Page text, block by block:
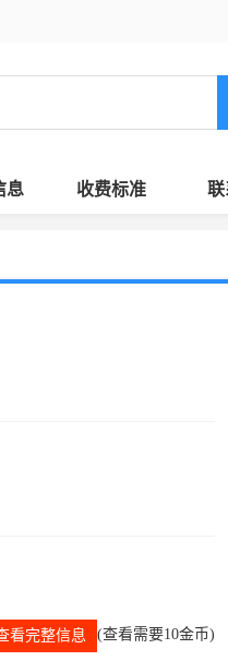
息 收费标准 联
看完整信息 (查看需要10金币)